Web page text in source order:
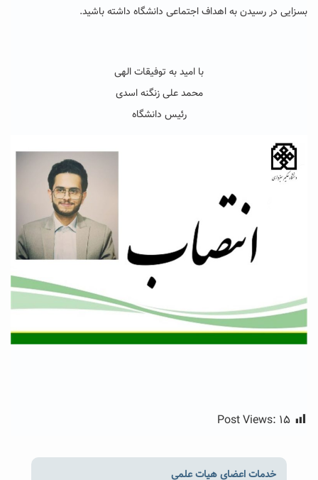
بسزایی در رسیدن به اهداف اجتماعی دانشگاه داشته باشید.
با امید به توفیقات الهی
محمد علی زنگنه اسدی
رئیس دانشگاه
Post Views: ۱۵
خدمات اعضای هیات علمی